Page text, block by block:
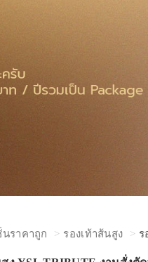
ราคาถูก รองเท้าส้นสูง ร